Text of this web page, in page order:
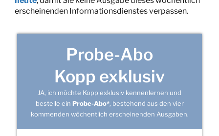
erscheinenden Informationsdienstes verpassen.
Probe-Abo
Kopp exklusiv
JA, ich möchte Kopp exklusiv kennenlernen und
bestelle ein Probe-Abo*, bestehend aus den vier
kommenden wöchentlich erscheinenden Ausgaben.